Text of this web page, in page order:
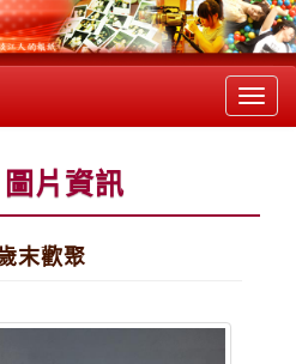
片資訊
末歡聚